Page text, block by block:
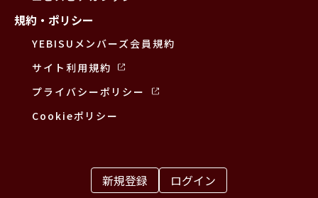
規約・ポリシー
YEBISUメンバーズ会員規約
サイト利用規約
プライバシーポリシー
Cookieポリシー
新規登録 ログイン